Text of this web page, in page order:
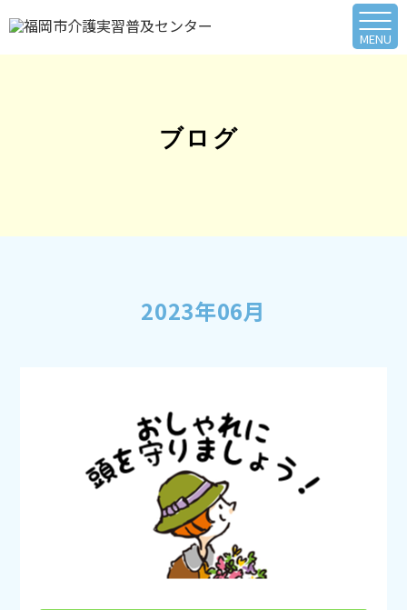
ブログ
2023年06月